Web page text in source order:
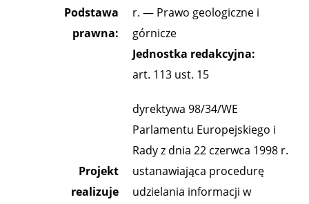
Podstawa
prawna:
r. — Prawo geologiczne i
górnicze
Jednostka redakcyjna:
art. 113 ust. 15
Projekt
realizuje
dyrektywa 98/34/WE
Parlamentu Europejskiego i
Rady z dnia 22 czerwca 1998 r.
ustanawiająca procedurę
udzielania informacji w